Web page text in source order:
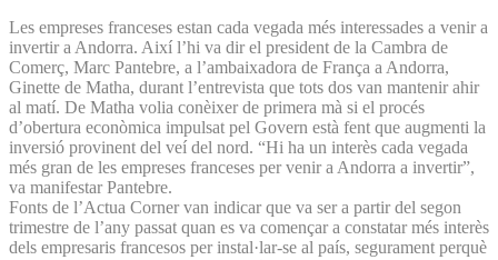
Les empreses franceses estan cada vegada més interessades a venir a
invertir a Andorra. Així l’hi va dir el president de la Cambra de
Comerç, Marc Pantebre, a l’ambaixadora de França a Andorra,
Ginette de Matha, durant l’entrevista que tots dos van mantenir ahir
al matí. De Matha volia conèixer de primera mà si el procés
d’obertura econòmica impulsat pel Govern està fent que augmenti la
inversió provinent del veí del nord. “Hi ha un interès cada vegada
més gran de les empreses franceses per venir a Andorra a invertir”,
va manifestar Pantebre.
Fonts de l’Actua Corner van indicar que va ser a partir del segon
trimestre de l’any passat quan es va començar a constatar més interès
dels empresaris francesos per instal·lar-se al país, segurament perquè